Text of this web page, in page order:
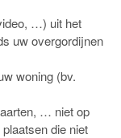
…) uit het
uw overgordijnen
woning (bv.
… niet op
die niet